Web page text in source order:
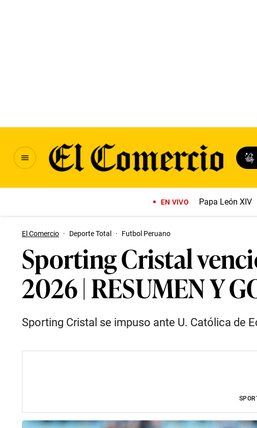
EN VIVO Papa León XIV
El Comercio · Deporte Total · Futbol Peruano
Sporting Cristal
2026 | RESUMEN Y
Sporting Cristal se impuso ante U. Católica de